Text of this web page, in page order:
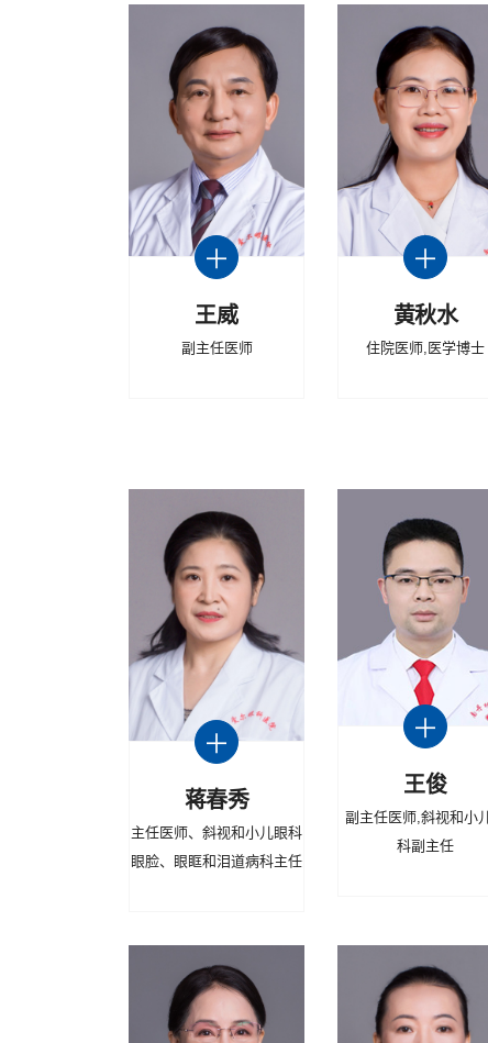
王威
副主任医师
黄秋水
住院医师,医学博士
蒋春秀
主任医师、斜视和小儿眼科
眼脸、眼眶和泪道病科主任
王俊
副主任医师,斜视和小
科副主任